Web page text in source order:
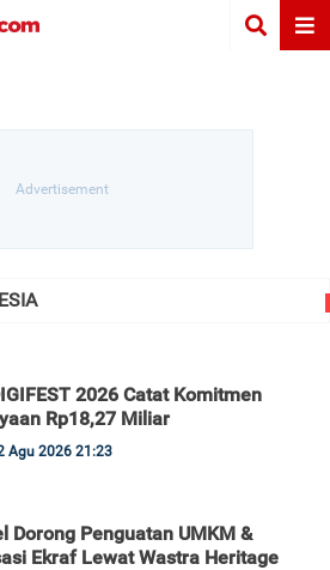
2026 Catat Komitmen
Rp18,27 Miliar
Agu 2026 21:23
Dorong Penguatan UMKM &
Ekraf Lewat Wastra Heritage